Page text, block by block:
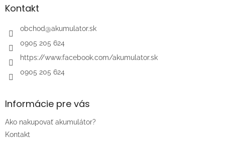
äKontakt
obchod@akumulator.sk
0905 205 624
https://www.facebook.com/akumulator.sk
0905 205 624
Informácie pre vás
Ako nakupovať akumulátor?
Kontakt